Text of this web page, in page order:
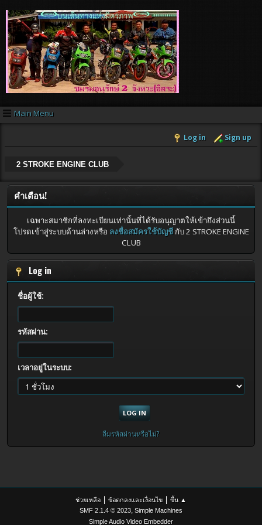
Main Menu
Log in Sign up
2 STROKE ENGINE CLUB
คำเตือน!
เฉพาะสมาชิกที่ลงทะเบียนเท่านั้นที่ได้รับอนุญาตให้เข้าถึงส่วนนี้
โปรดเข้าสู่ระบบด้านล่างหรือ ลงชื่อสมัครใช้บัญชีกับ 2 STROKE ENGINE
CLUB
Log in
ชื่อผู้ใช้:
รหัสผ่าน:
เวลาอยู่ในระบบ:
ลืมรหัสผ่านหรือไม่?
ช่วยเหลือ | ข้อตกลงและเงื่อนไข | ขึ้น ▲
SMF 2.1.4 © 2023, Simple Machines
Simple Audio Video Embedder